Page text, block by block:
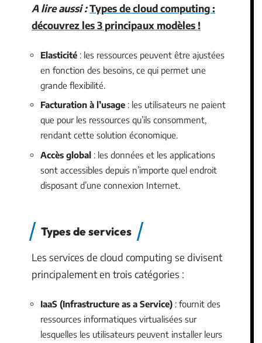
A lire aussi :Types de cloud computing :
découvrez les 3 principaux modèles !
Elasticité : les ressources peuvent être ajustées
en fonction des besoins, ce qui permet une
grande flexibilité.
Facturation à l’usage : les utilisateurs ne paient
que pour les ressources qu’ils consomment,
rendant cette solution économique.
Accès global : les données et les applications
sont accessibles depuis n’importe quel endroit
disposant d’une connexion Internet.
Types de services
Les services de cloud computing se divisent
principalement en trois catégories :
IaaS (Infrastructure as a Service) : fournit des
ressources informatiques virtualisées sur
lesquelles les utilisateurs peuvent installer leurs